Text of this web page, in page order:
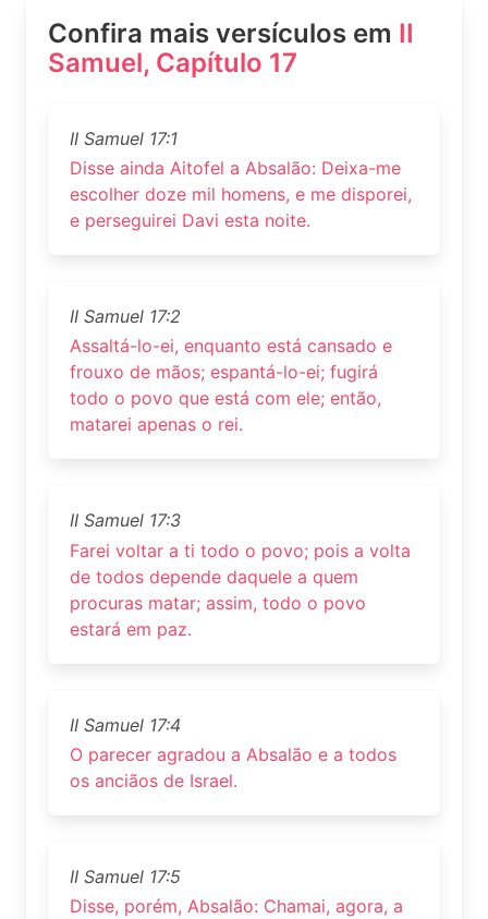
Confira mais versículos em II
Samuel, Capítulo 17
II Samuel 17:1
Disse ainda Aitofel a Absalão: Deixa-me
escolher doze mil homens, e me disporei,
e perseguirei Davi esta noite.
II Samuel 17:2
Assaltá-lo-ei, enquanto está cansado e
frouxo de mãos; espantá-lo-ei; fugirá
todo o povo que está com ele; então,
matarei apenas o rei.
II Samuel 17:3
Farei voltar a ti todo o povo; pois a volta
de todos depende daquele a quem
procuras matar; assim, todo o povo
estará em paz.
II Samuel 17:4
O parecer agradou a Absalão e a todos
os anciãos de Israel.
II Samuel 17:5
Disse, porém, Absalão: Chamai, agora, a